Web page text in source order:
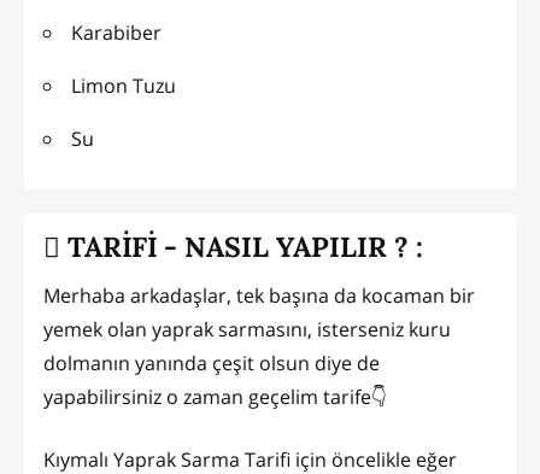
Karabiber
Limon Tuzu
Su
TARİFİ - NASIL YAPILIR ? :
Merhaba arkadaşlar, tek başına da kocaman bir
yemek olan yaprak sarmasını, isterseniz kuru
dolmanın yanında çeşit olsun diye de
yapabilirsiniz o zaman geçelim tarife👇
Kıymalı Yaprak Sarma Tarifi için öncelikle eğer